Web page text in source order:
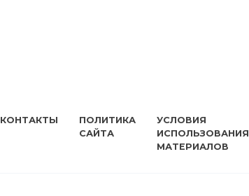
КОНТАКТЫ
ПОЛИТИКА
САЙТА
УСЛОВИЯ
ИСПОЛЬЗОВАНИЯ
МАТЕРИАЛОВ